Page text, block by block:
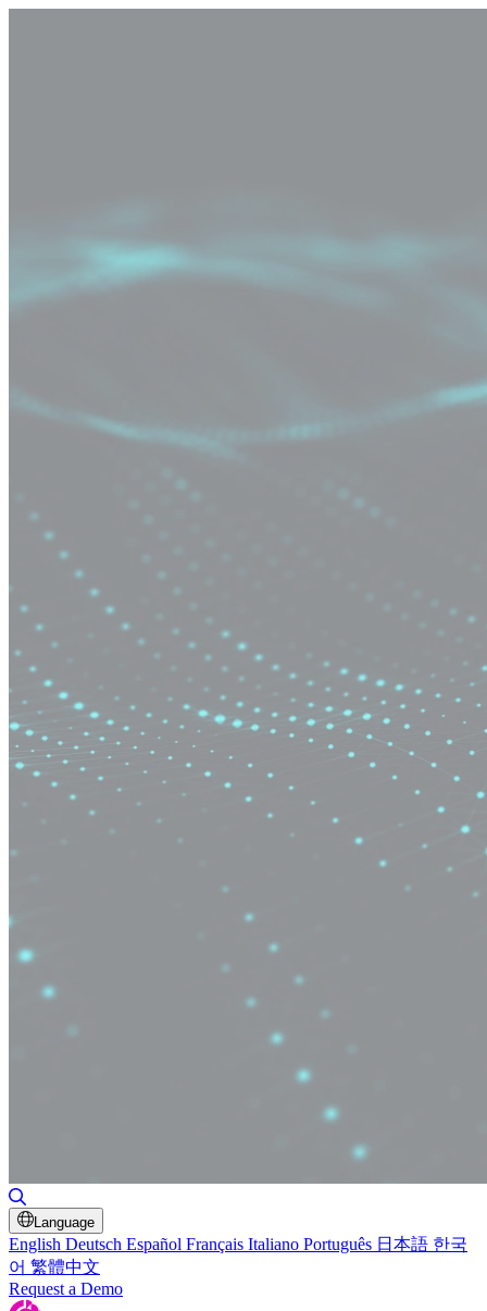
Language
English Deutsch Español Français Italiano Português 日本語 한국
어 繁體中文
Request a Demo